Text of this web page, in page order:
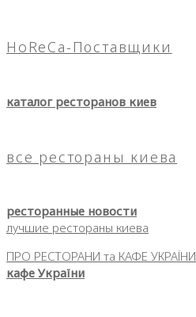
HoReCa-Поставщики
каталог ресторанов киев
все рестораны киева
ресторанные новости
лучшие рестораны киева
ПРО РЕСТОРАНИ та КАФЕ УКРАЇНИ
кафе України